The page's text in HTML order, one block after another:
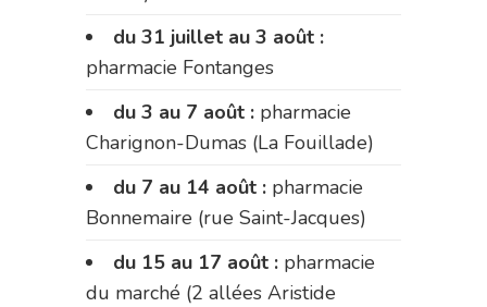
du 31 juillet au 3 août :
pharmacie Fontanges
du 3 au 7 août : pharmacie
Charignon-Dumas (La Fouillade)
du 7 au 14 août : pharmacie
Bonnemaire (rue Saint-Jacques)
du 15 au 17 août : pharmacie
du marché (2 allées Aristide